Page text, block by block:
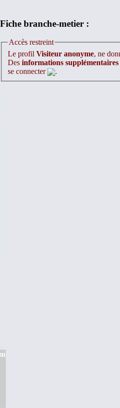
Fiche branche-metier :
Accès restreint
Le profil Visiteur anonyme, ne
Des informations supplémentaires
se connecter
.